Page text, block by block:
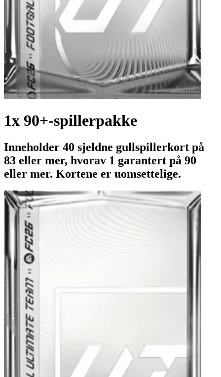
1x 90+-spillerpakke
Inneholder 40 sjeldne gullspillerkort på
83 eller mer, hvorav 1 garantert på 90
eller mer. Kortene er uomsettelige.